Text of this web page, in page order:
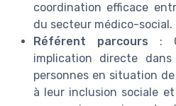
coordination efficace
du secteur médico-social.
Référent parcours :
implication directe dans
personnes en situation
à leur inclusion sociale